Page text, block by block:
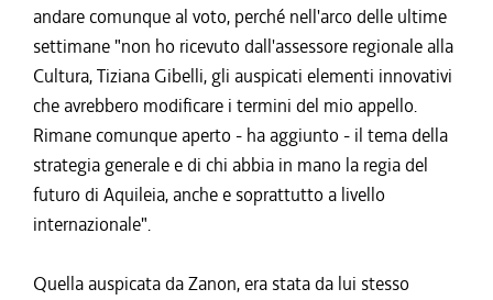
andare comunque al voto, perché nell'arco delle ultime
settimane "non ho ricevuto dall'assessore regionale alla
Cultura, Tiziana Gibelli, gli auspicati elementi innovativi
che avrebbero modificare i termini del mio appello.
Rimane comunque aperto - ha aggiunto - il tema della
strategia generale e di chi abbia in mano la regia del
futuro di Aquileia, anche e soprattutto a livello
internazionale".
Quella auspicata da Zanon, era stata da lui stesso